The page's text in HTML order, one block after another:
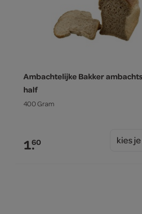
Ambachtelijke Bakker
half
400 Gram
1.60 kies je